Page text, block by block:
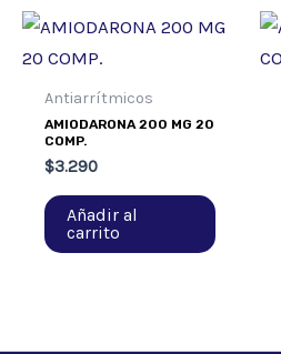
Antiarrítmicos
AMIODARONA 200 MG 20
COMP.
$3.290
Añadir al
carrito